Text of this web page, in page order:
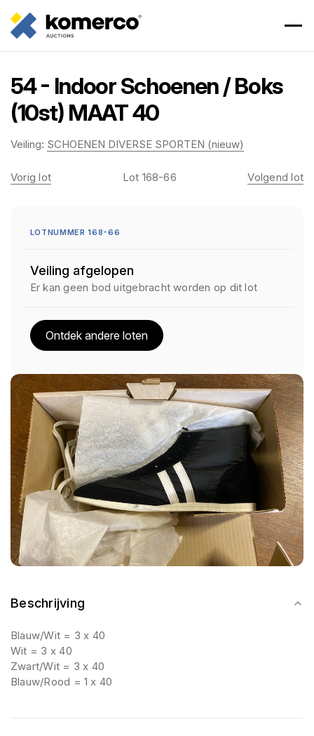
54 - Indoor Schoenen / Boks
(10st) MAAT 40
Veiling: SCHOENEN DIVERSE SPORTEN (nieuw)
Beschrijving
Blauw/Wit = 3 x 40
Wit = 3 x 40
Zwart/Wit = 3 x 40
Blauw/Rood = 1 x 40
Vorig lot Lot 168-66 Volgend lot
LOTNUMMER 168-66
Veiling afgelopen
Er kan geen bod uitgebracht worden op dit lot
Ontdek andere loten